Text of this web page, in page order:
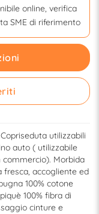
online, verifica
SME di riferimento
utilizzabili
auto ( utilizzabile
Morbida
accogliente ed
100% cotone
100% fibra di
cinture e